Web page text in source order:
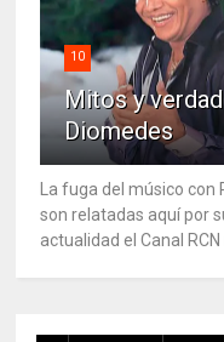
10
Mitos y
Diomedes
La fuga del músico
son relatadas aquí por
actualidad el Canal RCN